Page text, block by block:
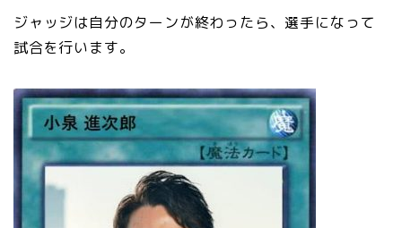
ジャッジは自分のターンが終わったら、選手になって
試合を行います。